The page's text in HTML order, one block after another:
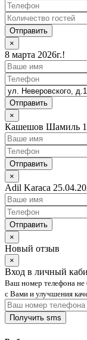
Отправить
×
8 марта 2026г.!
Отправить
×
Кашешов Шамиль
Отправить
×
Adil Karaca
Отправить
×
Новый отзыв
×
Вход в личный
Ваш номер телефона не
с Вами и улучшения